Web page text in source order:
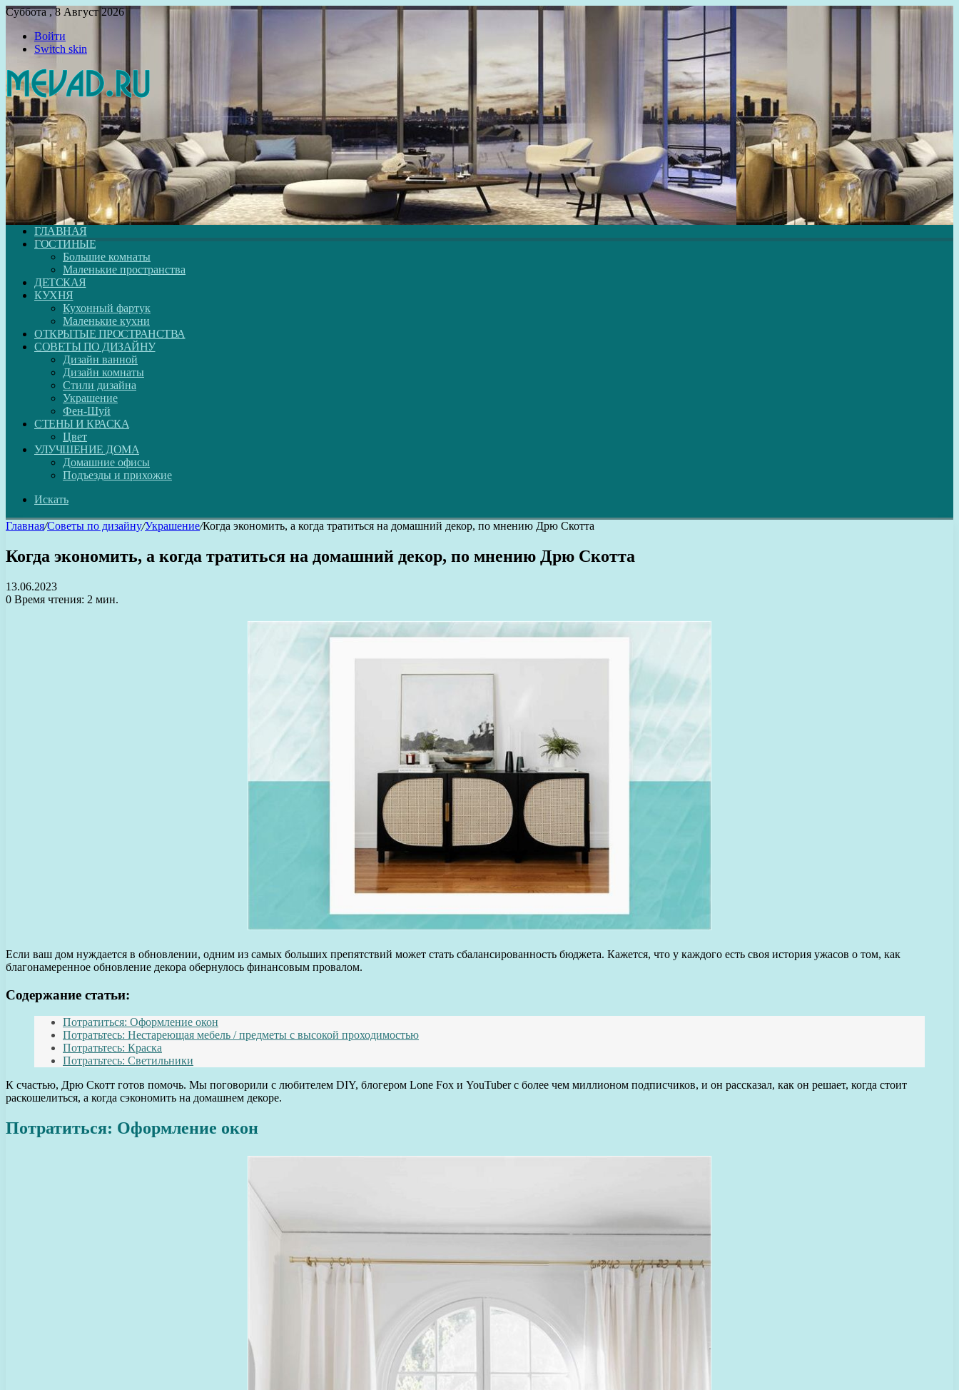
Суббота , 8 Август 2026
Войти
Switch skin
ГЛАВНАЯ
ГОСТИНЫЕ
Большие комнаты
Маленькие пространства
ДЕТСКАЯ
КУХНЯ
Кухонный фартук
Маленькие кухни
ОТКРЫТЫЕ ПРОСТРАНСТВА
СОВЕТЫ ПО ДИЗАЙНУ
Дизайн ванной
Дизайн комнаты
Стили дизайна
Украшение
Фен-Шуй
СТЕНЫ И КРАСКА
Цвет
УЛУЧШЕНИЕ ДОМА
Домашние офисы
Подъезды и прихожие
Искать
Главная/Советы по дизайну/Украшение/Когда экономить, а когда тратиться на домашний декор, по мнению Дрю Скотта
Когда экономить, а когда тратиться на домашний декор, по мнению Дрю Скотта
13.06.2023
0 Время чтения: 2 мин.
Если ваш дом нуждается в обновлении, одним из самых больших препятствий может стать сбалансированность бюджета. Кажется, что у каждого есть своя история ужасов о том, как
благонамеренное обновление декора обернулось финансовым провалом.
Содержание статьи:
Потратиться: Оформление окон
Потратьтесь: Нестареющая мебель / предметы с высокой проходимостью
Потратьтесь: Краска
Потратьтесь: Светильники
К счастью, Дрю Скотт готов помочь. Мы поговорили с любителем DIY, блогером Lone Fox и YouTuber с более чем миллионом подписчиков, и он рассказал, как он решает, когда стоит
раскошелиться, а когда сэкономить на домашнем декоре.
Потратиться: Оформление окон